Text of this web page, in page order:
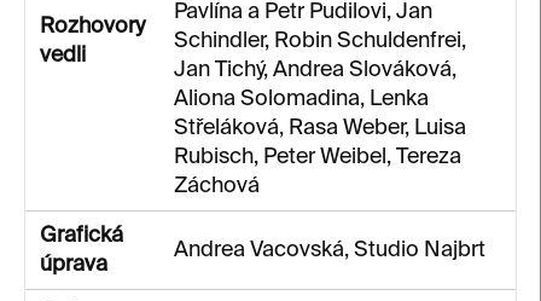
Rozhovory
vedli
Pavlína a Petr Pudilovi, Jan
Schindler, Robin Schuldenfrei,
Jan Tichý, Andrea Slováková,
Aliona Solomadina, Lenka
Střeláková, Rasa Weber, Luisa
Rubisch, Peter Weibel, Tereza
Záchová
Grafická
úprava
Andrea Vacovská, Studio Najbrt